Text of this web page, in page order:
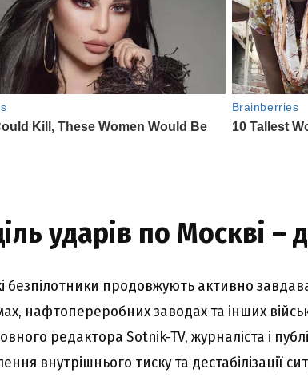
ударів по Москві –
безпілотники продовжують активно
нафтопереробних заводах та інших
редактора Sotnik-TV, журналіста і
внутрішнього тиску та дестабілізації